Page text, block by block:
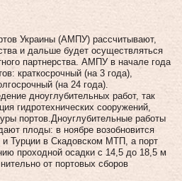
Украины (АМПУ) рассчитывают,
и дальше будет осуществляться
партнерства. АМПУ в начале года
краткосрочный (на 3 года),
(на 24 года).
дноуглубительных работ, так
гидротехнических сооружений,
портов.Дноуглубительные работы
плоды: в ноябре возобновится
Турции в Скадовском МТП, а порт
проходной осадки с 14,5 до 18,5 м
от портовых сборов